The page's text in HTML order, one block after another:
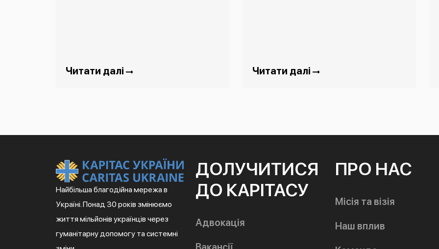
Читати далі Читати далі
Найбільша благодійна мережа в
Україні. Понад 30 років змінюємо
життя мільйонів українців через
гуманітарну допомогу та системні
ДОЛУЧИТИСЯ
ДО КАРІТАСУ
Адвокація
ПРО НАС
Місія та візія
Наш вплив